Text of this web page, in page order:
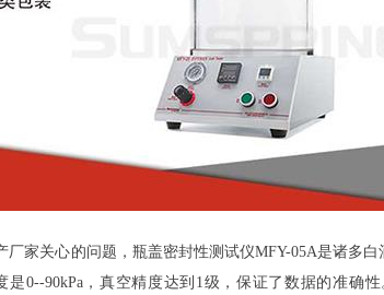
关心的问题，瓶盖密封性测试仪MFY-05A是诸多白
0--90kPa，真空精度达到1级，保证了数据的准确性